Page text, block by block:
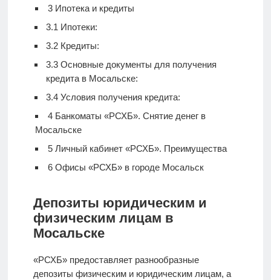
3Ипотека и кредиты
3.1 Ипотеки:
3.2Кредиты:
3.3Основные документы для получения
кредита в Мосальске:
3.4Условия получения кредита:
4Банкоматы «РСХБ». Снятие денег в
Мосальске
5Личный кабинет «РСХБ». Преимущества
6Офисы «РСХБ» в городе Мосальск
Депозиты юридическим и
физическим лицам в
Мосальске
«РСХБ» предоставляет разнообразные
депозиты физическим и юридическим лицам, а